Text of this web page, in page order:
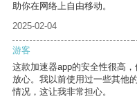
助你在网络上自由移动。
2025-02-04
游客
这款加速器app的安全性很高
放心。我以前使用过一些其他
情况，这让我非常担心。